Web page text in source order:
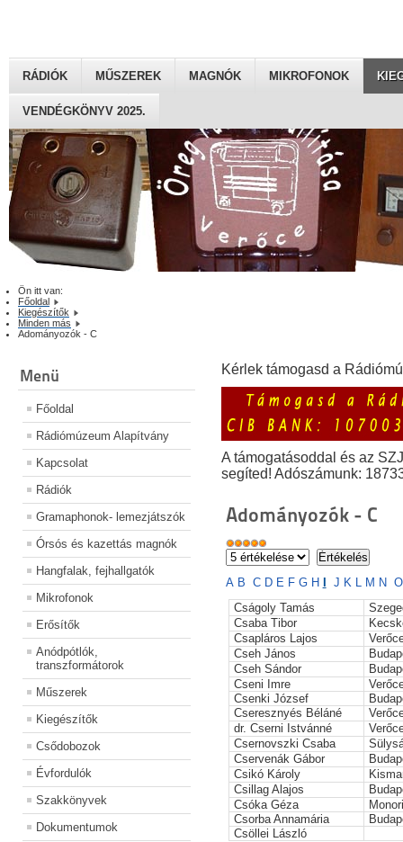
RÁDIÓK MŰSZEREK MAGNÓK MIKROFONOK
VENDÉGKÖNYV 2025.
Ön itt van:
Főoldal
Kiegészítők
Minden más
Adományozók - C
Menü
Főoldal
Rádiómúzeum Alapítvány
Kapcsolat
Rádiók
Gramaphonok- lemezjátszók
Órsós és kazettás magnók
Hangfalak, fejhallgatók
Mikrofonok
Erősítők
Anódpótlók,
transzformátorok
Műszerek
Kiegészítők
Csődobozok
Évfordulók
Szakkönyvek
Dokumentumok
Kérlek támogasd a
A támogatásoddal és az
segíted! Adószámunk:
Adományozók - C
A B C D E F G H J K L M N O
Cságoly Tamás
Csaba Tibor
Csapláros Lajos
Cseh János
Cseh Sándor
Cseni Imre
Csenki József
Cseresznyés Béláné
dr. Cserni Istvánné
Csernovszki Csaba
Cservenák Gábor
Csikó Károly
Csillag Alajos
Csóka Géza
Csorba Annamária
Csöllei László